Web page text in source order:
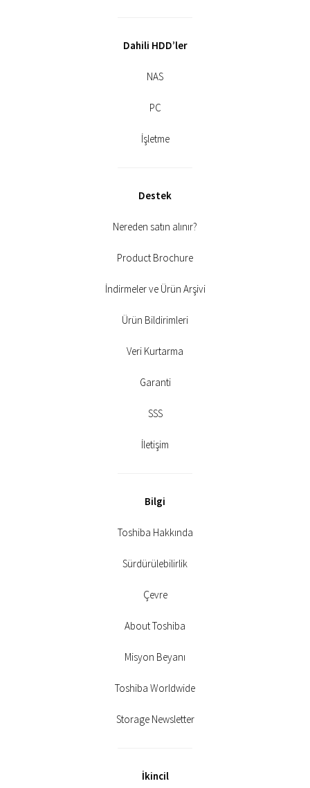
Dahili HDD’ler
NAS
PC
İşletme
Destek
Nereden satın alınır?
Product Brochure
İndirmeler ve Ürün Arşivi
Ürün Bildirimleri
Veri Kurtarma
Garanti
SSS
İletişim
Bilgi
Toshiba Hakkında
Sürdürülebilirlik
Çevre
About Toshiba
Misyon Beyanı
Toshiba Worldwide
Storage Newsletter
İkincil